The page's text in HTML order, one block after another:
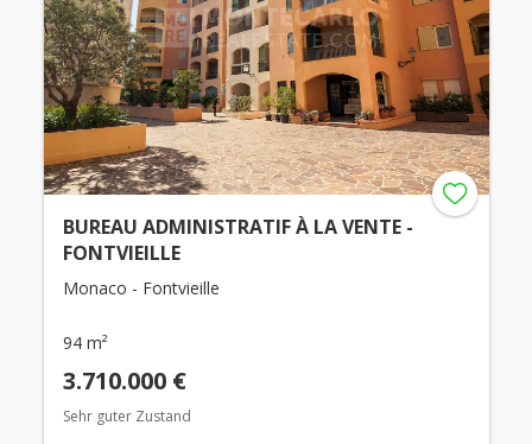
BUREAU ADMINISTRATIF À LA VENTE -
FONTVIEILLE
Monaco - Fontvieille
94 m²
3.710.000 €
Sehr guter Zustand